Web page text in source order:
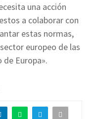
una acción
a colaborar con
estas normas,
europeo de las
Europa».